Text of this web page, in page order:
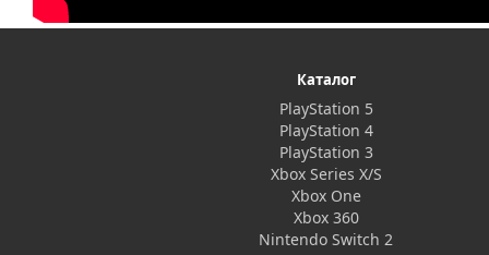
Каталог
PlayStation 5
PlayStation 4
PlayStation 3
Xbox Series X/S
Xbox One
Xbox 360
Nintendo Switch 2